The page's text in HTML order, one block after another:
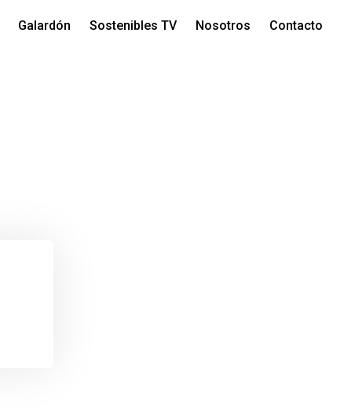
Galardón Sostenibles TV Nosotros Contacto